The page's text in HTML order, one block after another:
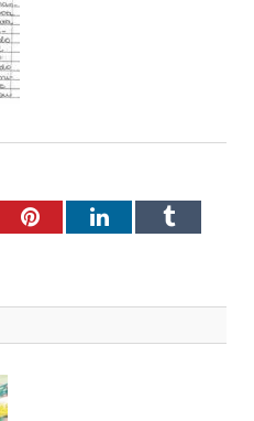
PinterestLinkedInTumblr